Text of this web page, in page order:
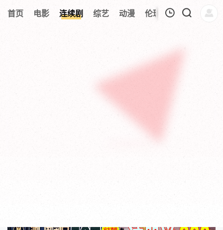
首页 电影 连续剧 综艺 动漫 伦理片 今日更新
暂无观看影片的记录